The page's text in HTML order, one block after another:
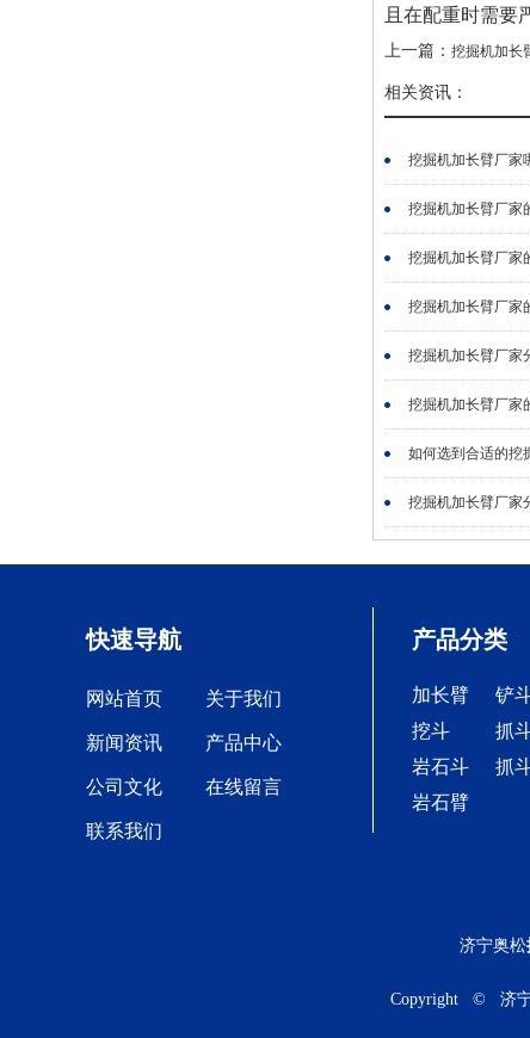
且在配重时需要
上一篇： 挖掘机加长
相关资讯：
挖掘机加长臂厂家
挖掘机加长臂厂家
挖掘机加长臂厂家
挖掘机加长臂厂家
挖掘机加长臂厂家
挖掘机加长臂厂家
如何选到合适的挖
挖掘机加长臂厂家
快速导航
网站首页 关于我们
新闻资讯 产品中心
公司文化 在线留言
联系我们
产品分类
加长臂 铲
挖斗
抓
岩石斗
抓
岩石臂
济宁奥松
Copyright © 济宁